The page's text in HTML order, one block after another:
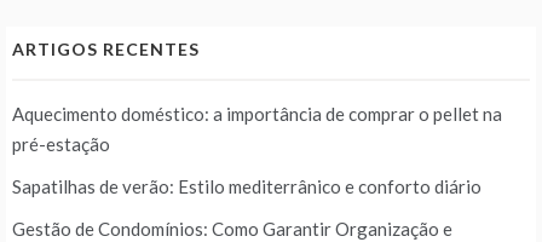
ARTIGOS RECENTES
Aquecimento doméstico: a importância de comprar o pellet na
pré-estação
Sapatilhas de verão: Estilo mediterrânico e conforto diário
Gestão de Condomínios: Como Garantir Organização e